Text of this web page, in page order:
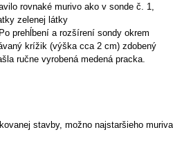
rovnaké murivo ako v sonde č. 1,
zelenej látky
prehĺbení a rozšírení sondy okrem
krížik (výška cca 2 cm) zdobený
ručne vyrobená medená pracka.
stavby, možno najstaršieho